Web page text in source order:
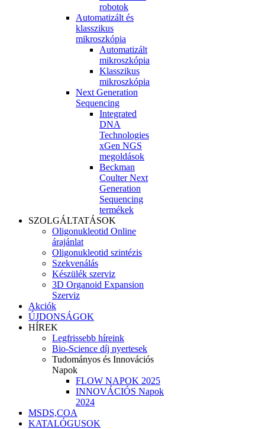
robotok
Automatizált és
klasszikus
mikroszkópia
Automatizált
mikroszkópia
Klasszikus
mikroszkópia
Next Generation
Sequencing
Integrated
DNA
Technologies
xGen NGS
megoldások
Beckman
Coulter Next
Generation
Sequencing
termékek
SZOLGÁLTATÁSOK
Oligonukleotid Online
árajánlat
Oligonukleotid szintézis
Szekvenálás
Készülék szerviz
3D Organoid Expansion
Szerviz
Akciók
ÚJDONSÁGOK
HÍREK
Legfrissebb híreink
Bio-Science díj nyertesek
Tudományos és Innovációs
Napok
FLOW NAPOK 2025
INNOVÁCIÓS Napok
2024
MSDS,COA
KATALÓGUSOK